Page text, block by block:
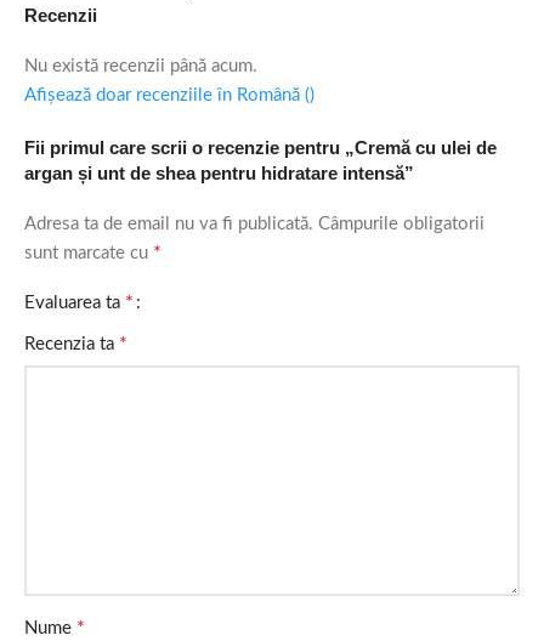
Recenzii
Nu există recenzii până acum.
Afișează doar recenziile în Română ()
Fii primul care scrii o recenzie pentru „Cremă cu ulei de
argan și unt de shea pentru hidratare intensă”
Adresa ta de email nu va fi publicată. Câmpurile obligatorii
sunt marcate cu *
Evaluarea ta *
Recenzia ta *
Nume *